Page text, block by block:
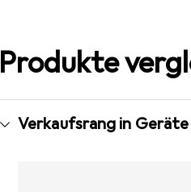
Produkte
Verkaufsrang in